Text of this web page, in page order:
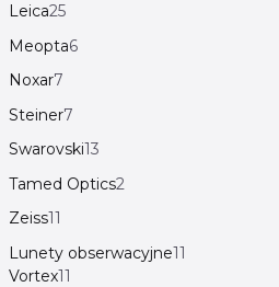
Leica25
Meopta6
Noxar7
Steiner7
Swarovski13
Tamed Optics2
Zeiss11
Lunety obserwacyjne11
Vortex11